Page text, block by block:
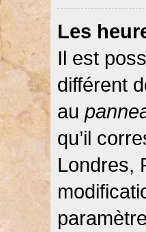
Les
Il est
différent
au
qu’il
Londres,